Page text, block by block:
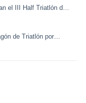
el III Half Triatlón de
de Triatlón por